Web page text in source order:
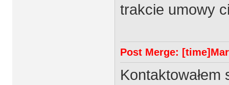
trakcie umowy
Post Merge:
Kontaktowałem